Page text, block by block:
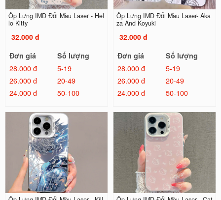
Ốp Lưng IMD Đổi Màu Laser - Hel
lo Kitty
32.000 đ
Đơn giá
Số lượng
28.000 đ
5-19
26.000 đ
20-49
24.000 đ
50-100
Ốp Lưng IMD Đổi Màu Laser- Aka
za And Koyuki
32.000 đ
Đơn giá
Số lượng
28.000 đ
5-19
26.000 đ
20-49
24.000 đ
50-100